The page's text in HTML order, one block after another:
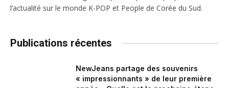
l’actualité sur le monde K-POP et People de Corée du Sud.
Publications récentes
NewJeans partage des souvenirs
« impressionnants » de leur première